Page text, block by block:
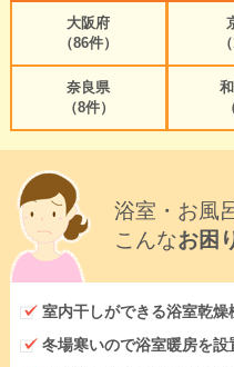
大阪府
（86件）
奈良県
（8件）
浴室・お風
こんなお困
室内干しができる浴室乾燥
冬場寒いので浴室暖房を設